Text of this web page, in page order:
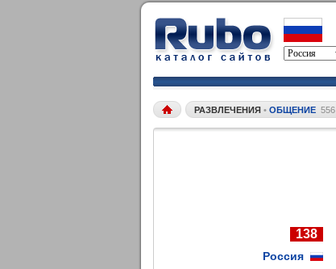
РАЗВЛЕЧЕНИЯ • ОБЩЕНИЕ 556
138
Россия